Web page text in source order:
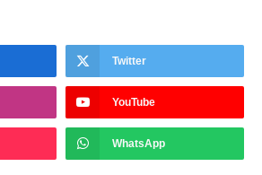
Twitter
YouTube
WhatsApp